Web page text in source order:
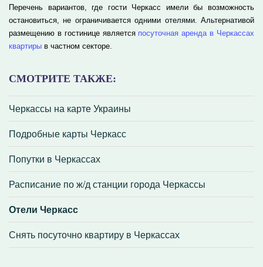
СМОТРИТЕ ТАКЖЕ:
Черкассы на карте Украины
Подробные карты Черкасс
Попутки в Черкассах
Расписание по ж/д станции города Черкассы
Отели Черкасс
Снять посуточно квартиру в Черкассах
Перечень вариантов, где гости Черкасс имели бы возможность
остановиться, не ограничивается одними отелями. Альтернативой
размещению в гостинице является посуточная аренда в Черкассах
квартиры в частном секторе.